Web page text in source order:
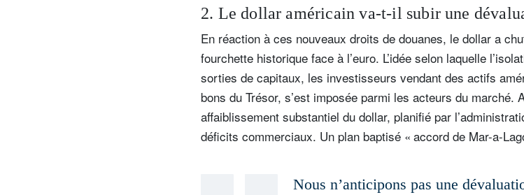
2. Le dollar américain va-t-il subir une
En réaction à ces nouveaux droits de douanes, le dollar a
fourchette historique face à l’euro. L’idée selon laquelle
sorties de capitaux, les investisseurs vendant des actifs
bons du Trésor, s’est imposée parmi les acteurs du marché.
affaiblissement substantiel du dollar, planifié par
déficits commerciaux. Un plan baptisé « accord de Mar-a-
Nous n’anticipons pas une